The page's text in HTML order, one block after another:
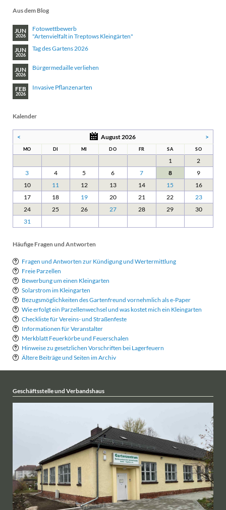
Aus dem Blog
JUN
2026
Fotowettbewerb
"Artenvielfalt in Treptows Kleingärten"
JUN
2026
Tag des Gartens 2026
JUN
2026
Bürgermedaille verliehen
FEB
2026
Invasive Pflanzenarten
Kalender
< August 2026 >
MO DI MI DO FR SA SO
1
2
3
4 5 6 7 8
9
10
11 12 13 14 15
16
17
18 19 20 21 22
23
24
25 26 27 28 29
30
31
Häufige Fragen und Antworten
Fragen und Antworten zur Kündigung und Wertermittlung
Freie Parzellen
Bewerbung um einen Kleingarten
Solarstrom im Kleingarten
Bezugsmöglichkeiten des Gartenfreund vornehmlich als e-Paper
Wie erfolgt ein Parzellenwechsel und was kostet mich ein Kleingarten
Checkliste für Vereins- und Straßenfeste
Informationen für Veranstalter
Merkblatt Feuerkörbe und Feuerschalen
Hinweise zu gesetzlichen Vorschriften bei Lagerfeuern
Ältere Beiträge und Seiten im Archiv
Geschäftsstelle und Verbandshaus